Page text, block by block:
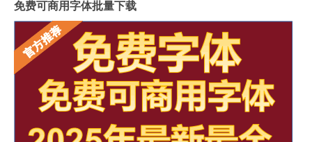
免费可商用字体批量下载